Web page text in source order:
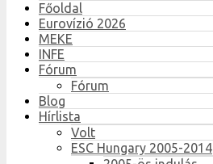
Főoldal
Eurovízió 2026
MEKE
INFE
Fórum
Fórum
Blog
Hírlista
Volt
ESC Hungary 2005-2014